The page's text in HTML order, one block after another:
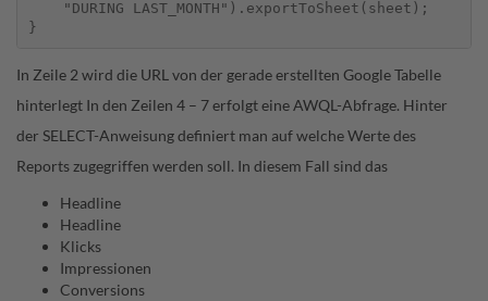
In Zeile 2 wird die URL von der gerade erstellten Google Tabelle
hinterlegt In den Zeilen 4 – 7 erfolgt eine AWQL-Abfrage. Hinter
der SELECT-Anweisung definiert man auf welche Werte des
Reports zugegriffen werden soll. In diesem Fall sind das
Headline
Headline
Klicks
Impressionen
Conversions